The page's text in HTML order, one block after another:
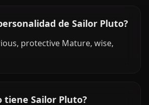
de Sailor Pluto?
protective Mature, wise,
tiene Sailor Pluto?